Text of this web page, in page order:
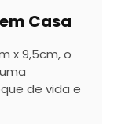
Casa
x 9,5cm, o
de vida e